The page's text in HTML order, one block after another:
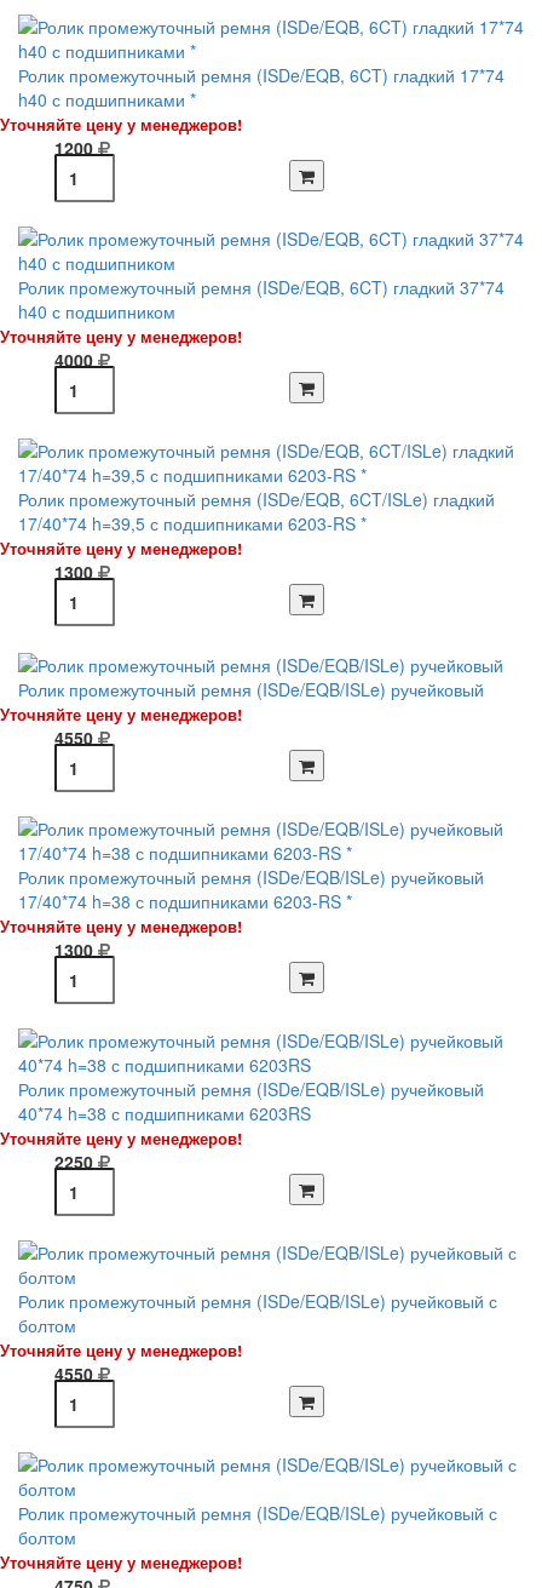
Ролик промежуточный ремня (ISDe/EQB, 6CT) гладкий 17*74
h40 с подшипниками *
Уточняйте цену у менеджеров!
1200
Ролик промежуточный ремня (ISDe/EQB, 6CT) гладкий 37*74
h40 с подшипником
Уточняйте цену у менеджеров!
4000
Ролик промежуточный ремня (ISDe/EQB, 6CT/ISLe) гладкий
17/40*74 h=39,5 с подшипниками 6203-RS *
Уточняйте цену у менеджеров!
1300
Ролик промежуточный ремня (ISDe/EQB/ISLe) ручейковый
Уточняйте цену у менеджеров!
4550
Ролик промежуточный ремня (ISDe/EQB/ISLe) ручейковый
17/40*74 h=38 с подшипниками 6203-RS *
Уточняйте цену у менеджеров!
1300
Ролик промежуточный ремня (ISDe/EQB/ISLe) ручейковый
40*74 h=38 с подшипниками 6203RS
Уточняйте цену у менеджеров!
2250
Ролик промежуточный ремня (ISDe/EQB/ISLe) ручейковый с
болтом
Уточняйте цену у менеджеров!
4550
Ролик промежуточный ремня (ISDe/EQB/ISLe) ручейковый с
болтом
Уточняйте цену у менеджеров!